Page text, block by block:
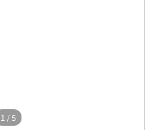
1 / 5